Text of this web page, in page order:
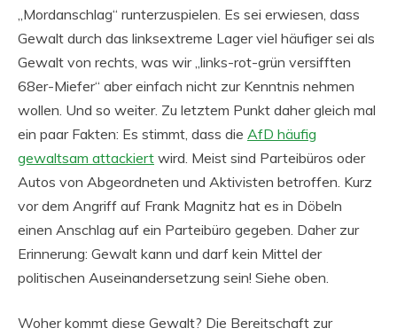
„Mordanschlag“ runterzuspielen. Es sei erwiesen, dass
Gewalt durch das linksextreme Lager viel häufiger sei als
Gewalt von rechts, was wir „links-rot-grün versifften
68er-Miefer“ aber einfach nicht zur Kenntnis nehmen
wollen. Und so weiter. Zu letztem Punkt daher gleich mal
ein paar Fakten: Es stimmt, dass die AfD häufig
gewaltsam attackiert wird. Meist sind Parteibüros oder
Autos von Abgeordneten und Aktivisten betroffen. Kurz
vor dem Angriff auf Frank Magnitz hat es in Döbeln
einen Anschlag auf ein Parteibüro gegeben. Daher zur
Erinnerung: Gewalt kann und darf kein Mittel der
politischen Auseinandersetzung sein! Siehe oben.
Woher kommt diese Gewalt? Die Bereitschaft zur